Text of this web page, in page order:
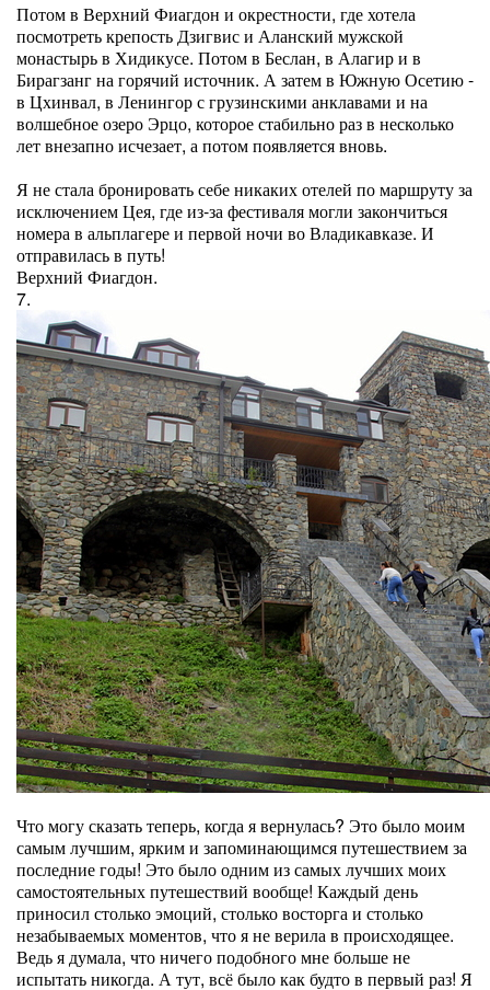
Потом в Верхний Фиагдон и окрестности, где хотела
посмотреть крепость Дзигвис и Аланский мужской
монастырь в Хидикусе. Потом в Беслан, в Алагир и в
Бирагзанг на горячий источник. А затем в Южную Осетию -
в Цхинвал, в Ленингор с грузинскими анклавами и на
волшебное озеро Эрцо, которое стабильно раз в несколько
лет внезапно исчезает, а потом появляется вновь.
Я не стала бронировать себе никаких отелей по маршруту за
исключением Цея, где из-за фестиваля могли закончиться
номера в альплагере и первой ночи во Владикавказе. И
отправилась в путь!
Верхний Фиагдон.
7.
Что могу сказать теперь, когда я вернулась? Это было моим
самым лучшим, ярким и запоминающимся путешествием за
последние годы! Это было одним из самых лучших моих
самостоятельных путешествий вообще! Каждый день
приносил столько эмоций, столько восторга и столько
незабываемых моментов, что я не верила в происходящее.
Ведь я думала, что ничего подобного мне больше не
испытать никогда. А тут, всё было как будто в первый раз! Я